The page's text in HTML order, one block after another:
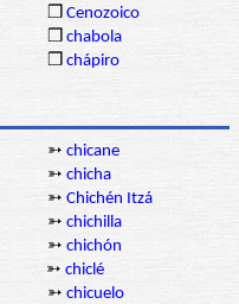
❒ Cenozoico
❒ chabola
❒ chápiro
➳ chicane
➳ chicha
➳ Chichén Itzá
➳ chichilla
➳ chichón
➳ chiclé
➳ chicuelo